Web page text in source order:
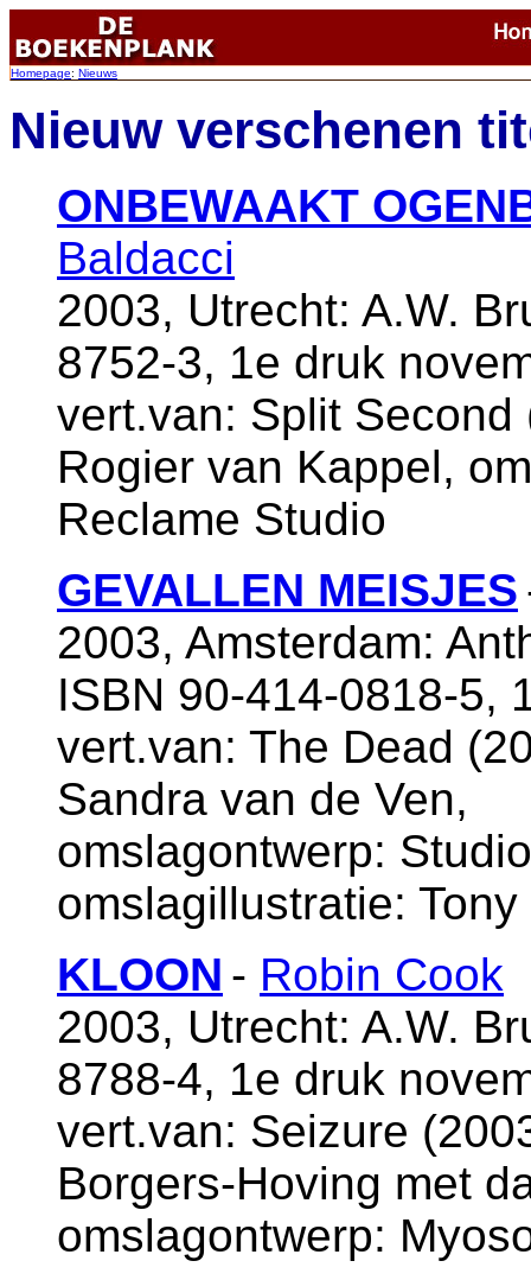
Homepage: Nieuws
Nieuw verschenen
ONBEWAAKT
Baldacci
2003, Utrecht: A.W.
8752-3, 1e druk
vert.van: Split
Rogier van Kappel,
Reclame Studio
GEVALLEN MEISJES
2003, Amsterdam:
ISBN 90-414-0818-5,
vert.van: The Dead
Sandra van de Ven,
omslagontwerp:
omslagillustratie:
KLOON - Robin Cook
2003, Utrecht: A.W.
8788-4, 1e druk
vert.van: Seizure
Borgers-Hoving met
omslagontwerp: